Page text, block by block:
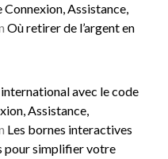
Assistance,
Où retirer de l’argent en
avec le code
Assistance,
Les bornes interactives
pour simplifier votre